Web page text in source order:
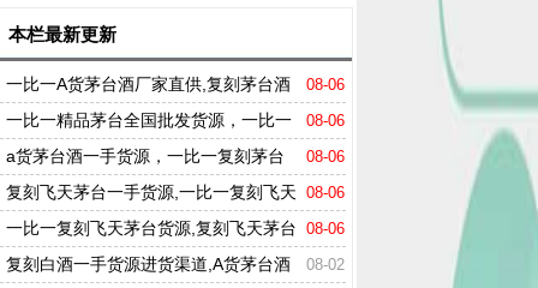
栏最新更新
08-06
一比一A货茅台酒厂家直供,复刻茅台酒
批发渠道 08-06
一比一精品茅台全国批发货源，一比一
茅台酒拿货渠道 08-06
a货茅台酒一手货源，一比一复刻茅台
酒拿货渠道 08-06
复刻飞天茅台一手货源,一比一复刻飞天
茅台 08-06
一比一复刻飞天茅台货源,复刻飞天茅台
批发渠道 08-02
复刻白酒一手货源进货渠道,A货茅台酒